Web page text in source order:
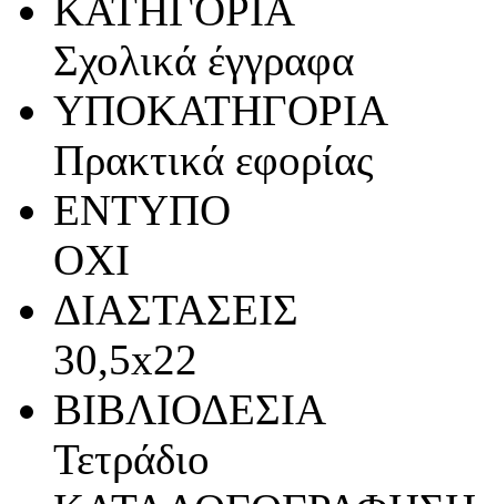
ΚΑΤΗΓΟΡΙΑ
Σχολικά έγγραφα
ΥΠΟΚΑΤΗΓΟΡΙΑ
Πρακτικά εφορίας
ΕΝΤΥΠΟ
ΟΧΙ
ΔΙΑΣΤΑΣΕΙΣ
30,5x22
ΒΙΒΛΙΟΔΕΣΙΑ
Τετράδιο